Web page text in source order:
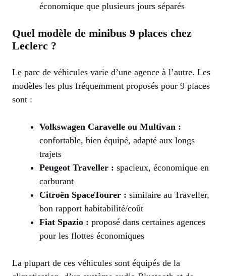
économique que plusieurs jours séparés
Quel modèle de minibus 9 places chez
Leclerc ?
Le parc de véhicules varie d’une agence à l’autre. Les
modèles les plus fréquemment proposés pour 9 places
sont :
Volkswagen Caravelle ou Multivan :
confortable, bien équipé, adapté aux longs
trajets
Peugeot Traveller : spacieux, économique en
carburant
Citroën SpaceTourer : similaire au Traveller,
bon rapport habitabilité/coût
Fiat Spazio : proposé dans certaines agences
pour les flottes économiques
La plupart de ces véhicules sont équipés de la